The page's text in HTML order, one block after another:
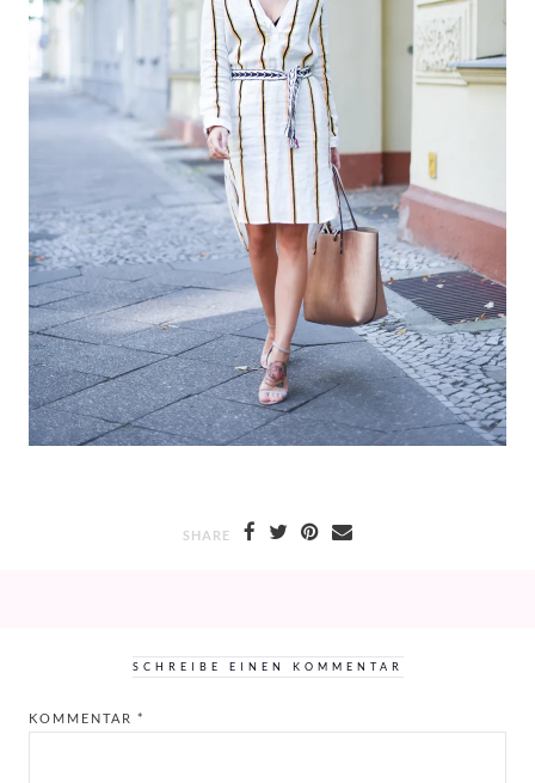
SHARE
SCHREIBE EINEN KOMMENTAR
KOMMENTAR *